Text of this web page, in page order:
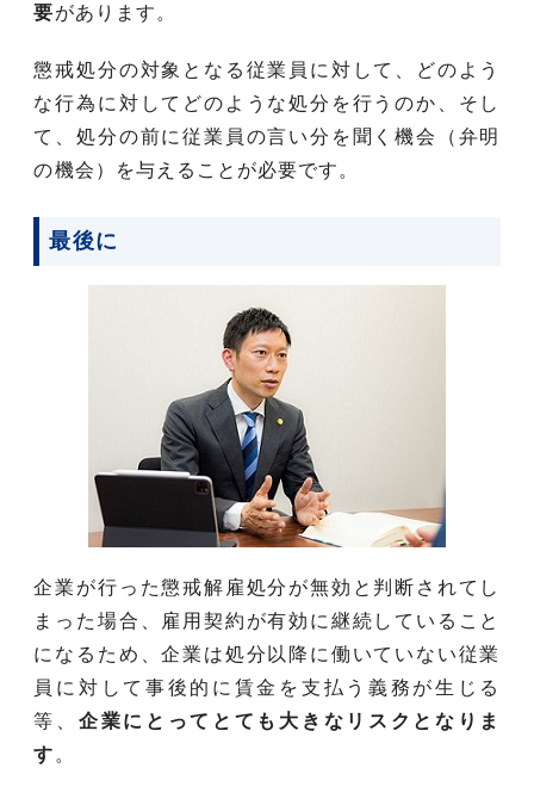
要があります。
懲戒処分の対象となる従業員に対して、どのよう
な行為に対してどのような処分を行うのか、そし
て、処分の前に従業員の言い分を聞く機会（弁明
の機会）を与えることが必要です。
最後に
企業が行った懲戒解雇処分が無効と判断されてし
まった場合、雇用契約が有効に継続していること
になるため、企業は処分以降に働いていない従業
員に対して事後的に賃金を支払う義務が生じる
等、 企業にとってとても大きなリスクとなりま
す 。